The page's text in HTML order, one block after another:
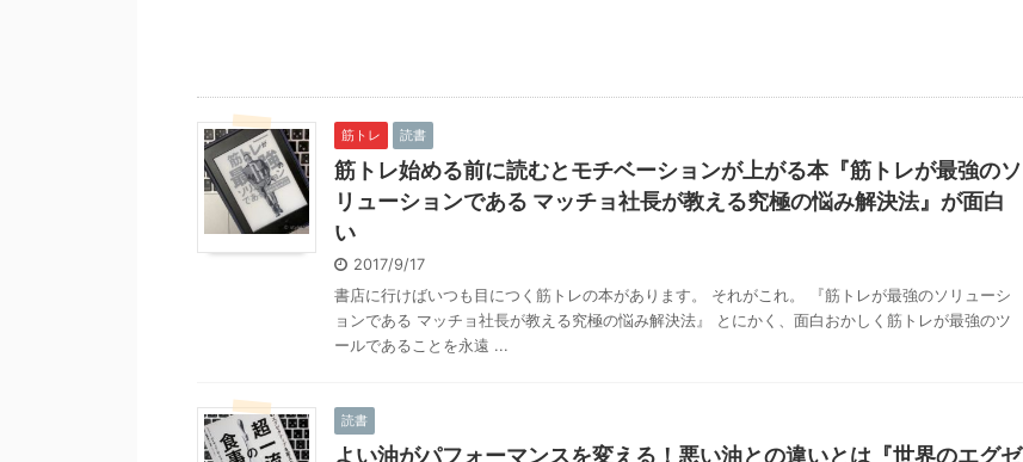
筋トレ 読書
筋トレ始める前に読むとモチベーションが上がる本『筋トレが最強のソ
リューションである マッチョ社長が教える究極の悩み解決法』が面白
い
2017/9/17
書店に行けばいつも目につく筋トレの本があります。 それがこれ。 『筋トレが最強のソリューシ
ョンである マッチョ社長が教える究極の悩み解決法』 とにかく、面白おかしく筋トレが最強のツ
ールであることを永遠 ...
読書
よい油がパフォーマンスを変える！悪い油との違いとは『世界のエグゼ